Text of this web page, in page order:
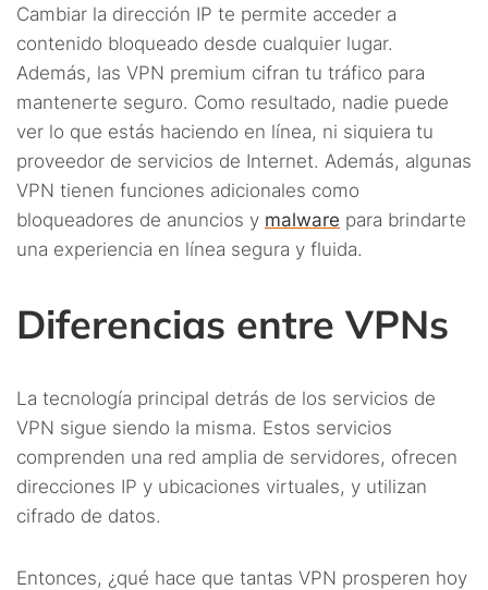
Cambiar la dirección IP te permite acceder a
contenido bloqueado desde cualquier lugar.
Además, las VPN premium cifran tu tráfico para
mantenerte seguro. Como resultado, nadie puede
ver lo que estás haciendo en línea, ni siquiera tu
proveedor de servicios de Internet. Además, algunas
VPN tienen funciones adicionales como
bloqueadores de anuncios y malware para brindarte
una experiencia en línea segura y fluida.
Diferencias entre VPNs
La tecnología principal detrás de los servicios de
VPN sigue siendo la misma. Estos servicios
comprenden una red amplia de servidores, ofrecen
direcciones IP y ubicaciones virtuales, y utilizan
cifrado de datos.
Entonces, ¿qué hace que tantas VPN prosperen hoy